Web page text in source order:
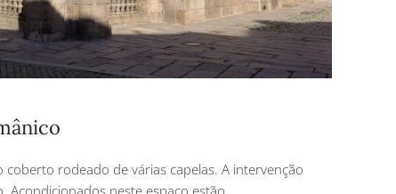
rodeado de várias capelas. A intervenção